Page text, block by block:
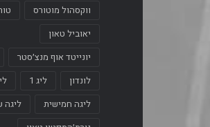
ווקסהול מוטורס
יאוביל טאון
יונייטד אוף מנצ׳סטר
לונדון
ליג 1
ליגה חמישית
ליגה